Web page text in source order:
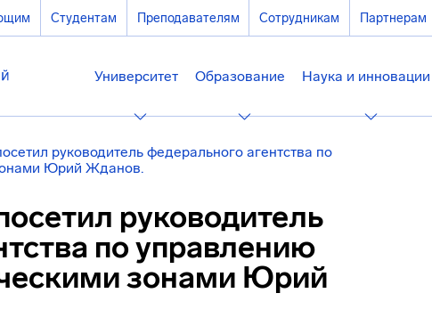
Студентам Преподавателям Сотрудникам Партнерам
Университет Образование Наука и инновации
руководитель федерального агентства по
Юрий Жданов.
руководитель
по управлению
зонами Юрий